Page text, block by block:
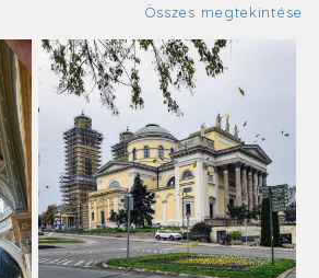
Összes megtekintése